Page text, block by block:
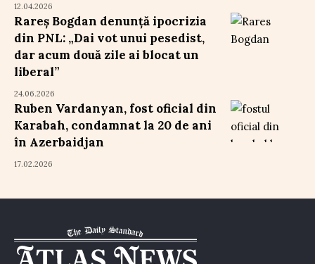
12.04.2026
Rareș Bogdan denunță ipocrizia
din PNL: „Dai vot unui pesedist,
dar acum două zile ai blocat un
liberal”
24.06.2026
Ruben Vardanyan, fost oficial din
Karabah, condamnat la 20 de ani
în Azerbaidjan
17.02.2026